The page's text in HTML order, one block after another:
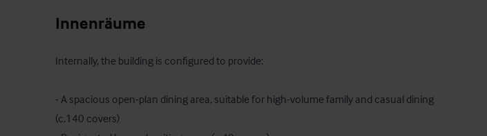
Innenräume
Internally, the building is configured to provide:
- A spacious open-plan dining area, suitable for high-volume family and casual dining
(c.140 covers)